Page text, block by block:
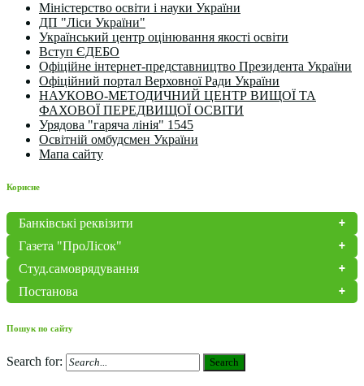
Міністерство освіти і науки України
ДП "Ліси України"
Український центр оцінювання якості освіти
Вступ ЄДЕБО
Офіційне інтернет-представництво Президента України
Офіційний портал Верховної Ради України
НАУКОВО-МЕТОДИЧНИЙ ЦЕНТР ВИЩОЇ ТА
ФАХОВОЇ ПЕРЕДВИЩОЇ ОСВІТИ
Урядова "гаряча лінія" 1545
Освітній омбудсмен України
Мапа сайту
Корисне
Банківські реквізити
Газета "ПроЛісок"
Студ.самоврядування
Постанова
Пошук по сайту
Search for: Search